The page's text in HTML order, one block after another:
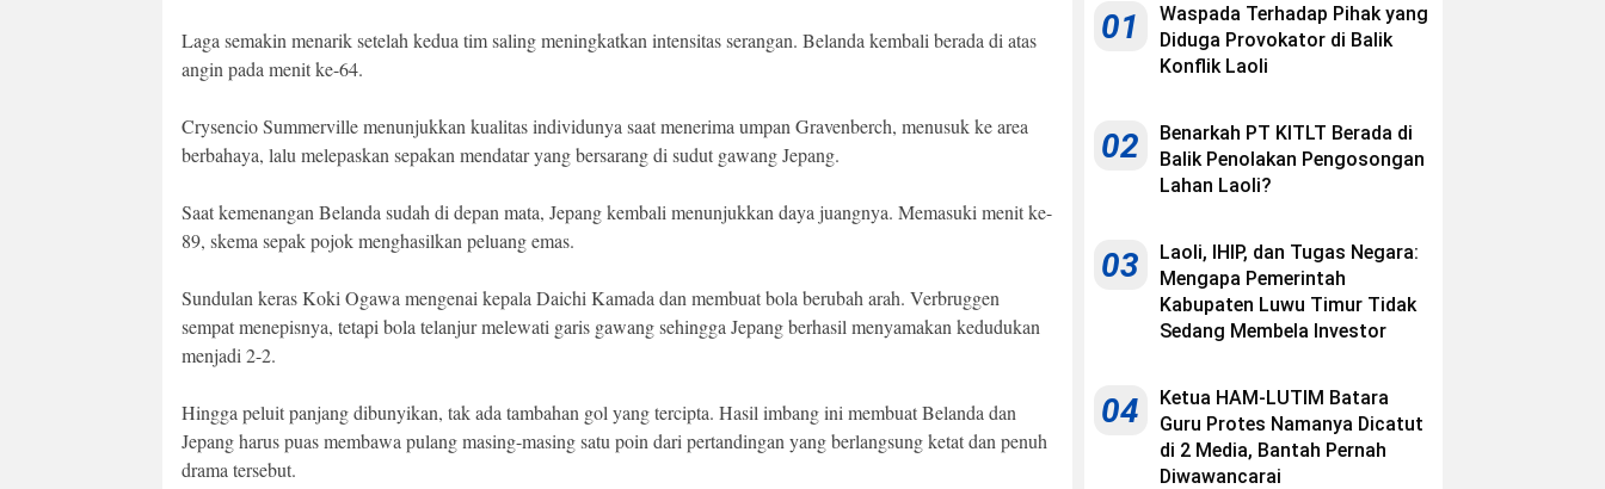
Laga semakin menarik setelah kedua tim saling meningkatkan intensitas serangan. Belanda kembali berada di atas
angin pada menit ke-64.
Crysencio Summerville menunjukkan kualitas individunya saat menerima umpan Gravenberch, menusuk ke area
berbahaya, lalu melepaskan sepakan mendatar yang bersarang di sudut gawang Jepang.
Saat kemenangan Belanda sudah di depan mata, Jepang kembali menunjukkan daya juangnya. Memasuki menit ke-
89, skema sepak pojok menghasilkan peluang emas.
Sundulan keras Koki Ogawa mengenai kepala Daichi Kamada dan membuat bola berubah arah. Verbruggen
sempat menepisnya, tetapi bola telanjur melewati garis gawang sehingga Jepang berhasil menyamakan kedudukan
menjadi 2-2.
Hingga peluit panjang dibunyikan, tak ada tambahan gol yang tercipta. Hasil imbang ini membuat Belanda dan
Jepang harus puas membawa pulang masing-masing satu poin dari pertandingan yang berlangsung ketat dan penuh
drama tersebut.
01
Waspada Terhadap Pihak yang
Diduga Provokator di Balik
Konflik Laoli
02
Benarkah PT KITLT Berada di
Balik Penolakan Pengosongan
Lahan Laoli?
03
Laoli, IHIP, dan Tugas Negara:
Mengapa Pemerintah
Kabupaten Luwu Timur Tidak
Sedang Membela Investor
04
Ketua HAM-LUTIM Batara
Guru Protes Namanya Dicatut
di 2 Media, Bantah Pernah
Diwawancarai